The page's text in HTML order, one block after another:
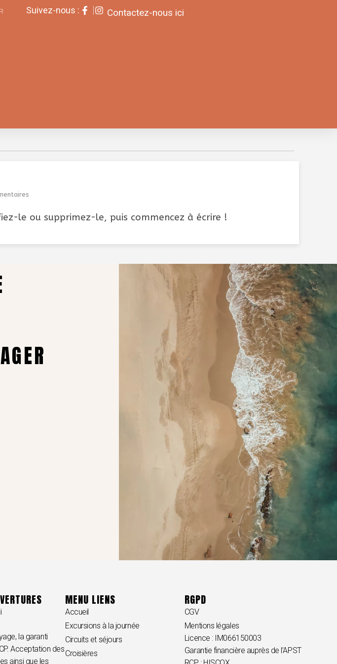
Suivez-nous : Contactez-nous ici
le ou supprimez-le, puis commencez à écrire !
la garanti
Acceptation des
ainsi que les
MENU LIENS
Accueil
Excursions à la journée
Circuits et séjours
Croisières
RGPD
CGV
Mentions légales
Licence : IM066150003
Garantie financière auprès de l’APST